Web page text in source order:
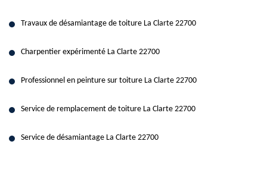
Travaux de désamiantage de toiture La Clarte 22700
Charpentier expérimenté La Clarte 22700
Professionnel en peinture sur toiture La Clarte 22700
Service de remplacement de toiture La Clarte 22700
Service de désamiantage La Clarte 22700